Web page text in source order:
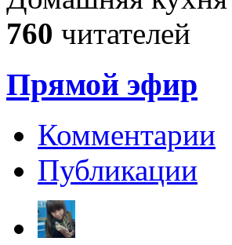
760 читателей
Прямой эфир
Комментарии
Публикации